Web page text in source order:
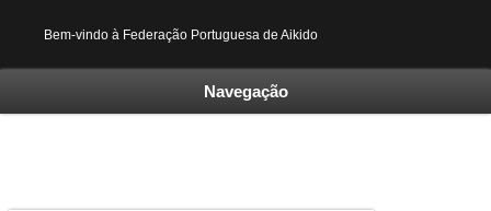
Bem-vindo à Federação Portuguesa de Aikido
Navegação